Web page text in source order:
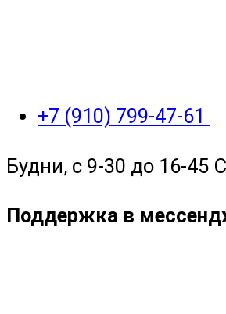
+7 (910) 799-47-61
Будни, с 9-30 до 16-45
Поддержка в